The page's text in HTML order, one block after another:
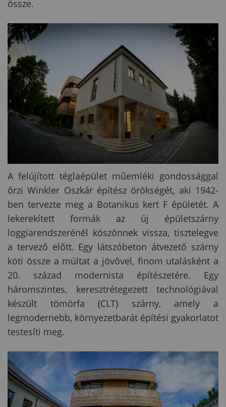
össze.
A felújított téglaépület műemléki gondossággal
őrzi Winkler Oszkár építész örökségét, aki 1942-
ben tervezte meg a Botanikus kert F épületét. A
lekerekített formák az új épületszárny
loggiarendszerénél köszönnek vissza, tisztelegve
a tervező előtt. Egy látszóbeton átvezető szárny
köti össze a múltat a jövővel, finom utalásként a
20. század modernista építészetére. Egy
háromszintes, keresztrétegezett technológiával
készült tömörfa (CLT) szárny, amely a
legmodernebb, környezetbarát építési gyakorlatot
testesíti meg.